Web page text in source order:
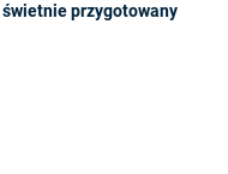
świetnie przygotowany